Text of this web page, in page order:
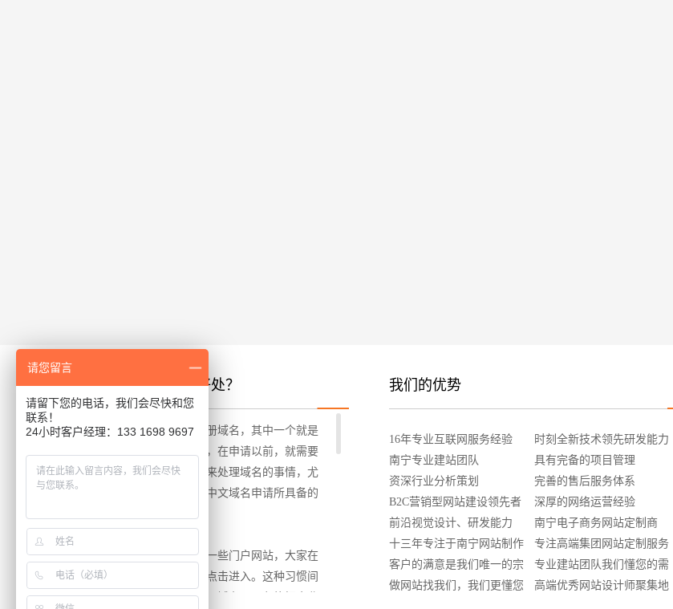
进行中文域名申请有什么好处？
在搭建网站时，肯定需要来申请注册域名，其中一个就是
中文域名申请，对于这个申请的话，在申请以前，就需要
了解清楚申请时的好处，才能更好来处理域名的事情，尤
其是中文域名申请，那就详细讲解中文域名申请所具备的
1、符合大众的输入习惯
就算大家所熟悉的阿里巴巴等一些门户网站，大家在
访问期间，会直接检索中文，接着点击进入。这种习惯间
接导致百度非常发达，利用中文国际域名，网友能把企业
我们的优势
16年专业互联网服务经验
南宁专业建站团队
资深行业分析策划
B2C营销型网站建设领先者
前沿视觉设计、研发能力
十三年专注于南宁网站制作
客户的满意是我们唯一的宗
旨
做网站找我们，我们更懂您
时刻全新技术领先研发能力
具有完备的项目管理
完善的售后服务体系
深厚的网络运营经验
南宁电子商务网站定制商
专注高端集团网站定制服务
专业建站团队我们懂您的需
求
高端优秀网站设计师聚集地
请您留言
请留下您的电话，我们会尽快和您
联系！
24小时客户经理：133 1698 9697